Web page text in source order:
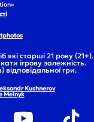
які старші 21 року (21+).
ігрову залежність.
гри.
Kushnerov
Melnyk